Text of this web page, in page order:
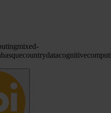
mixed-
basquecountrydatacognitive